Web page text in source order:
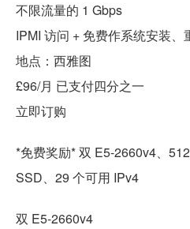
不限流量的 1 Gbps
IPMI 访问 + 免费作系统安装
地点：西雅图
£96/月 已支付四分之一
立即订购
*免费奖励* 双 E5-2660v4、
SSD、29 个可用 IPv4
双 E5-2660v4